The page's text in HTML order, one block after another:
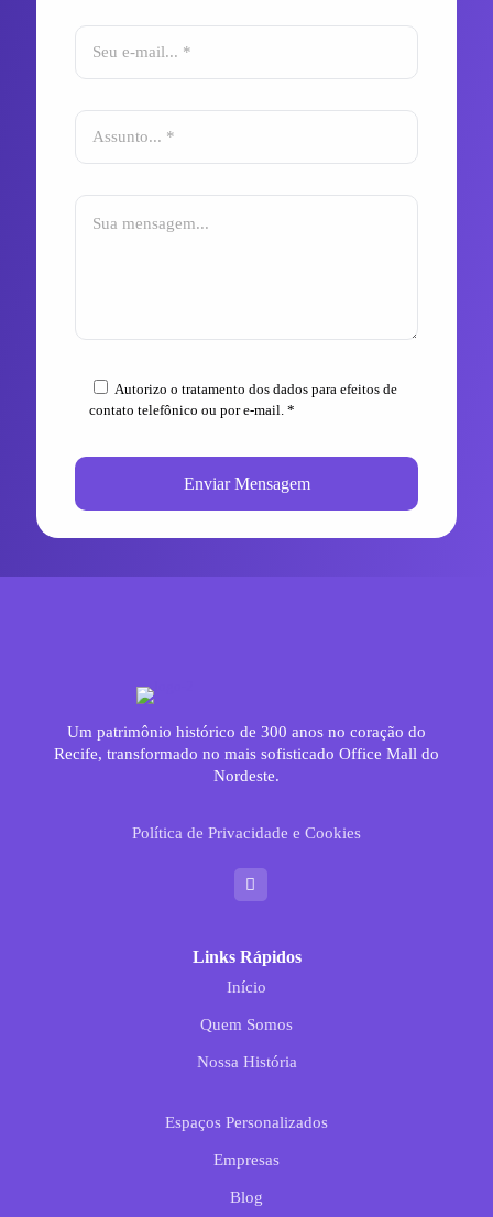
Autorizo o tratamento dos dados para efeitos de
contato telefônico ou por e-mail. *
Um patrimônio histórico de 300 anos no coração do
Recife, transformado no mais sofisticado Office Mall do
Nordeste.
Política de Privacidade e Cookies
Links Rápidos
Início
Quem Somos
Nossa História
Espaços Personalizados
Empresas
Blog